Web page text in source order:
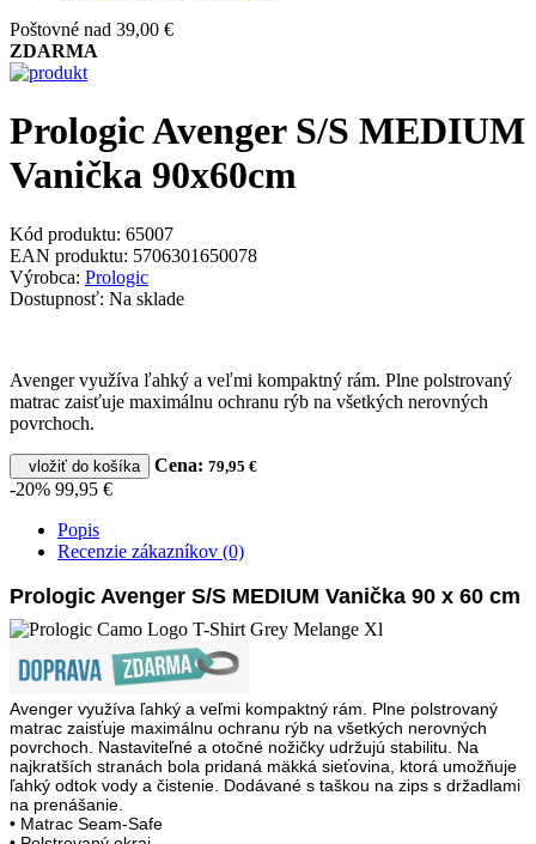
Poštovné nad 39,00 €
ZDARMA
Prologic Avenger S/S MEDIUM
Vanička 90x60cm
Kód produktu: 65007
EAN produktu: 5706301650078
Výrobca: Prologic
Dostupnosť: Na sklade
Avenger využíva ľahký a veľmi kompaktný rám. Plne polstrovaný
matrac zaisťuje maximálnu ochranu rýb na všetkých nerovných
povrchoch.
vložiť do košíka Cena: 79,95 €
-20% 99,95 €
Popis
Recenzie zákazníkov (0)
Prologic Avenger S/S MEDIUM Vanička 90 x 60 cm
Avenger využíva ľahký a veľmi kompaktný rám. Plne polstrovaný
matrac zaisťuje maximálnu ochranu rýb na všetkých nerovných
povrchoch. Nastaviteľné a otočné nožičky udržujú stabilitu. Na
najkratších stranách bola pridaná mäkká sieťovina, ktorá umožňuje
ľahký odtok vody a čistenie. Dodávané s taškou na zips s držadlami
na prenášanie.
• Matrac Seam-Safe